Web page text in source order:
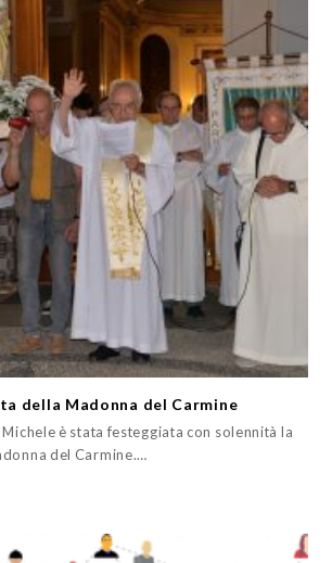
della Madonna del Carmine
Michele è stata festeggiata con solennità la
del Carmine.…